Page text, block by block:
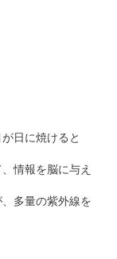
日に焼けると
情報を脳に与え
多量の紫外線を